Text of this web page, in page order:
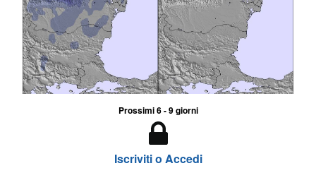
Prossimi 6 - 9 giorni
Iscriviti o Accedi